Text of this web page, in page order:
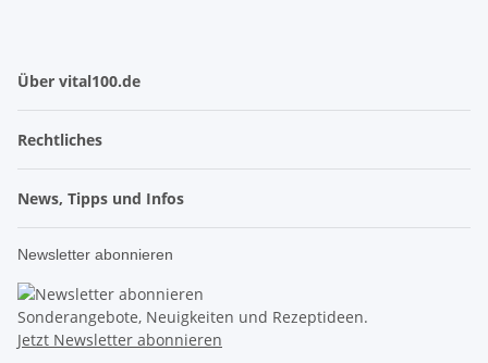
Über vital100.de
Rechtliches
News, Tipps und Infos
Newsletter abonnieren
Sonderangebote, Neuigkeiten und Rezeptideen.
Jetzt Newsletter abonnieren